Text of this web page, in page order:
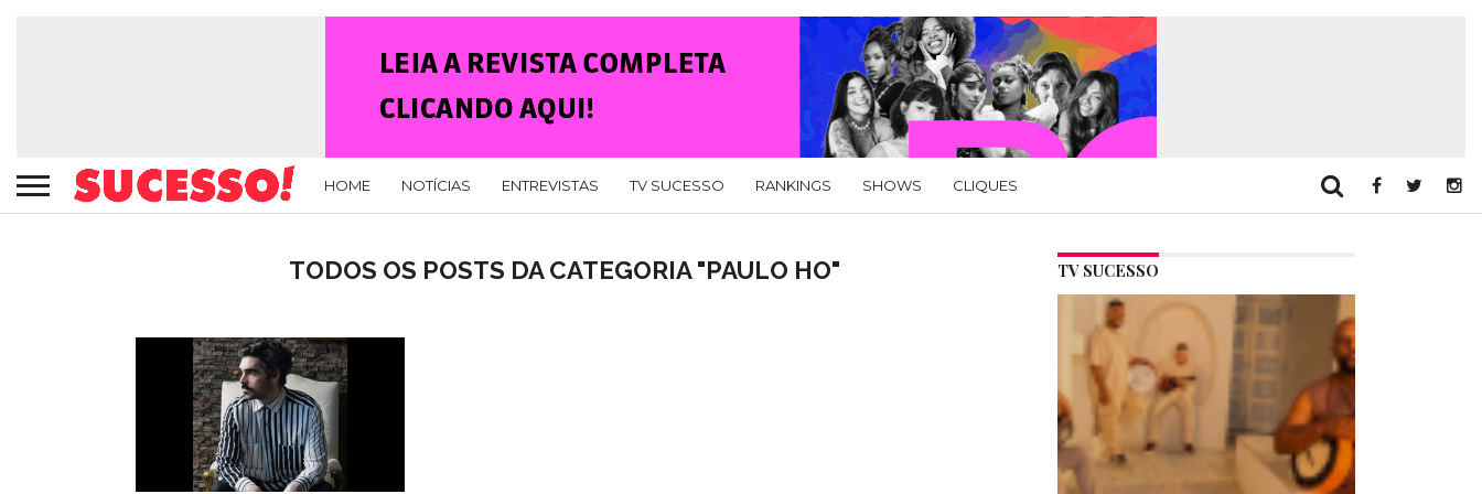
HOME NOTÍCIAS ENTREVISTAS TV SUCESSO RANKINGS SHOWS CLIQUES
TODOS OS POSTS DA CATEGORIA "PAULO HO" TV SUCESSO